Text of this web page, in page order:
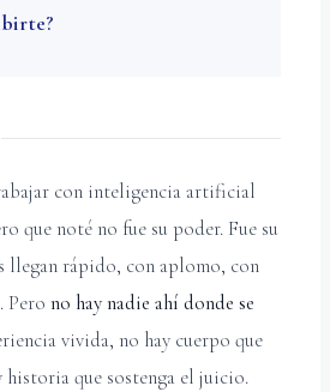
con inteligencia artificial
que noté no fue su poder. Fue su
llegan rápido, con aplomo, con
Pero no hay nadie ahí donde se
vivida, no hay cuerpo que
historia que sostenga el juicio.